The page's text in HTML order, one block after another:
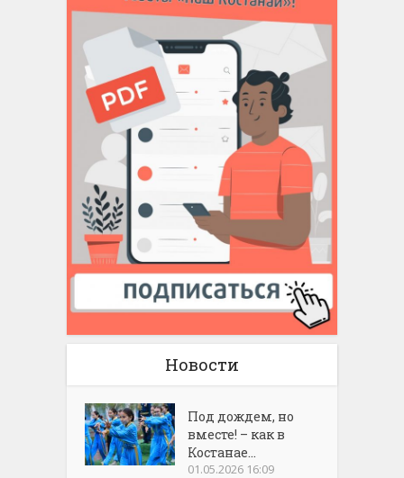
Новости
Под дождем, но
вместе! – как в
Костанае...
01.05.2026 16:09